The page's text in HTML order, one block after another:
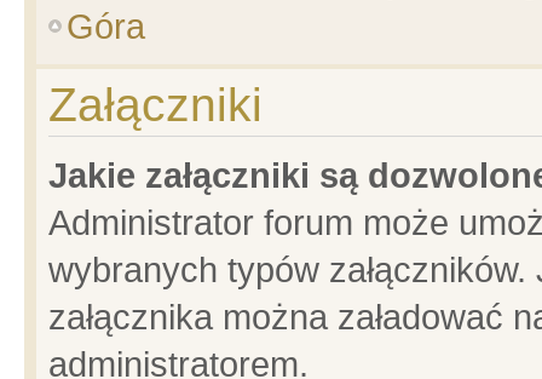
Góra
Załączniki
Jakie załączniki są
Administrator forum może
wybranych typów
załącznika można załadować
administratorem.